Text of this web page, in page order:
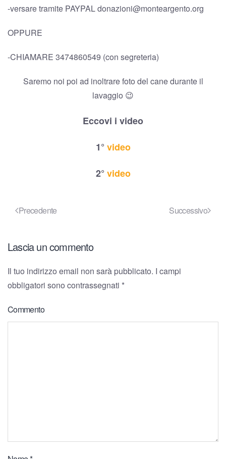
-versare tramite PAYPAL donazioni@monteargento.org
OPPURE
-CHIAMARE 3474860549 (con segreteria)
Saremo noi poi ad inoltrare foto del cane durante il
lavaggio 😉
Eccovi i video
1° video
2° video
Precedente Successivo
Lascia un commento
Il tuo indirizzo email non sarà pubblicato. I campi
obbligatori sono contrassegnati *
Commento